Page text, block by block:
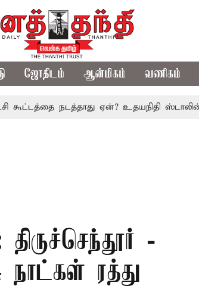
ஜோதிடம் ஆன்மிகம் வணிகம்
நடத்தாது ஏன்? உதயநிதி ஸ்டாலின் கேள்வி
-
ரத்து